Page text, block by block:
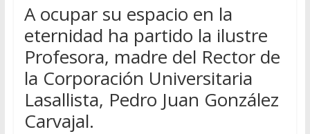
A ocupar su espacio en la
eternidad ha partido la ilustre
Profesora, madre del Rector de
la Corporación Universitaria
Lasallista, Pedro Juan González
Carvajal.